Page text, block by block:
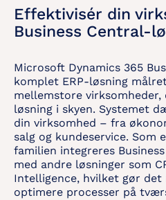
Effektivisér din
Business Central-
Microsoft Dynamics 365
komplet ERP-løsning
mellemstore
løsning i skyen. Systemet
din virksomhed – fra
salg og kundeservice. Som
familien integreres
med andre løsninger som
Intelligence, hvilket gør
optimere processer på